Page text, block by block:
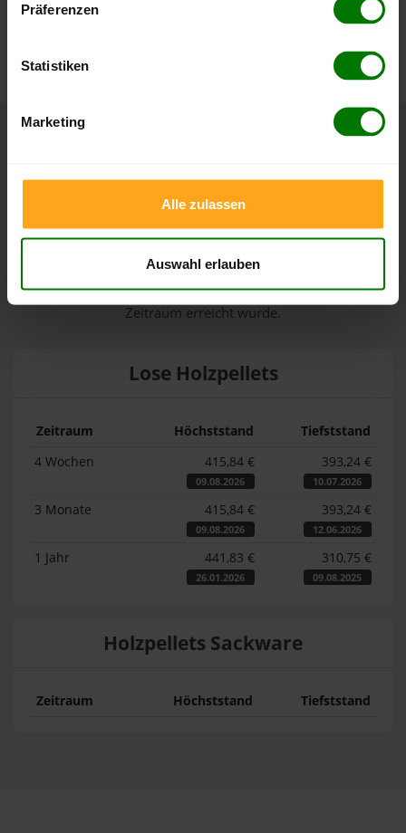
Präferenzen
Statistiken
Marketing
Alle zulassen
Auswahl erlauben
Die aktuelle Preisentwicklung für Holzpellets in Österreich
Pelletspreise in Gries am Brenner
Die Tabellen zeigen dieHöchst- und Tiefststände der
Sackware in Gries am Brenner. Das dazugehörige Datum
zeigt, wann der Höchst- oder Tiefststand im jeweiligen
Zeitraum erreicht wurde.
Lose Holzpellets
Zeitraum Höchststand
Tiefststand
4 Wochen
415,84 €
09.08.2026
393,24 €
10.07.2026
3 Monate 415,84 €
09.08.2026
393,24 €
12.06.2026
1 Jahr 441,83 €
26.01.2026
310,75 €
09.08.2025
Holzpellets Sackware
Zeitraum Höchststand Tiefststand